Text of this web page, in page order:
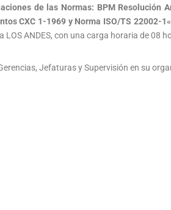
de las Normas: BPM Resolución
CXC 1-1969 y Norma ISO/TS 22002-1«
ANDES, con una carga horaria de 08
Jefaturas y Supervisión en su